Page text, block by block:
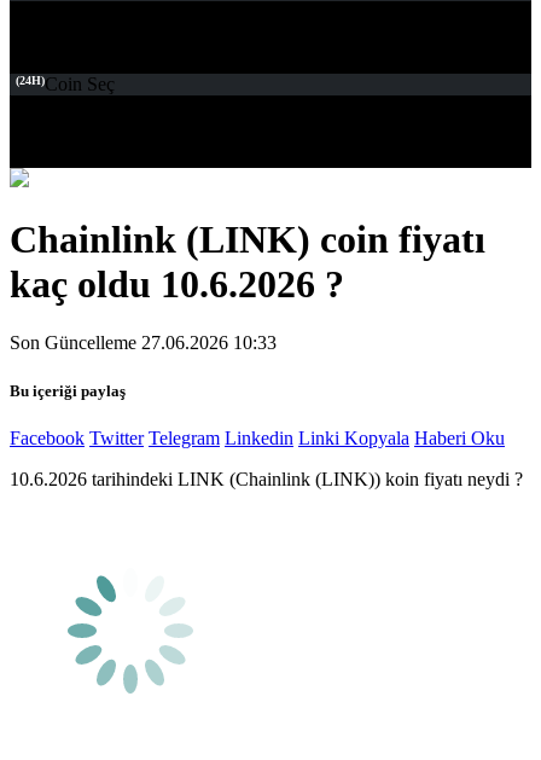
(24H)Coin Seç
Chainlink (LINK) coin fiyatı
kaç oldu 10.6.2026 ?
Son Güncelleme 27.06.2026 10:33
Bu içeriği paylaş
Facebook Twitter Telegram Linkedin Linki Kopyala Haberi Oku
10.6.2026 tarihindeki LINK (Chainlink (LINK)) koin fiyatı neydi ?